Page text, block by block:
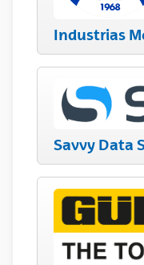
Industrias
Savvy Data